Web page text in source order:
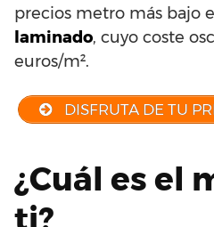
precios metro más bajo
laminado, cuyo coste
euros/m².
DISFRUTA DE TU
¿Cuál es el
ti?